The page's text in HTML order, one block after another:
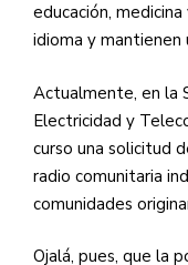
educación,
idioma y mantienen
Actualmente, en la
Electricidad y
curso una solicitud
radio comunitaria
comunidades
Ojalá, pues, que la